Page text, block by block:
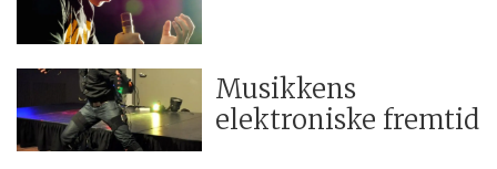
Musikkens
elektroniske fremtid